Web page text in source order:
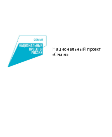
Национальный проект
«Семья»